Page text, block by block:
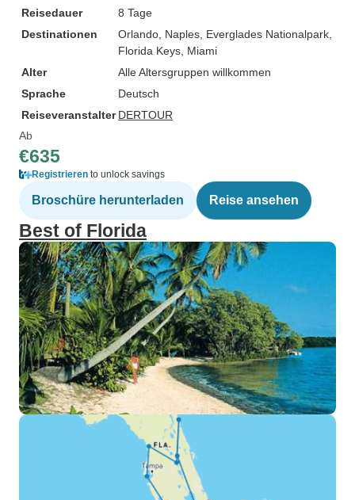
Reisedauer
8 Tage
Destinationen
Orlando , Naples , Everglades Nationalpark
Florida Keys , Miami
Alter
Alle Altersgruppen willkommen
Sprache
Deutsch
Reiseveranstalter DERTOUR
Ab
€635
Registrieren to unlock savings
Broschüre herunterladen Reise ansehen
Best of Florida